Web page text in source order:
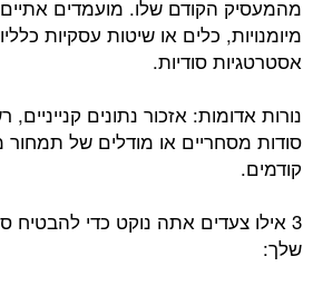
מהמעסיק הקודם שלו. מועמדים אתיים
מיומנויות, כלים או שיטות עסקיות
אסטרטגיות סודיות.
נורות אדומות: אזכור נתונים קנייניים,
סודות מסחריים או מודלים של תמחור
קודמים.
3 אילו צעדים אתה נוקט כדי להבטיח
שלך: